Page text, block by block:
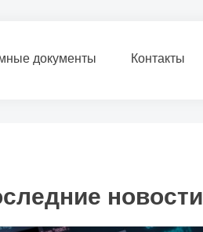
документы Контакты
новости